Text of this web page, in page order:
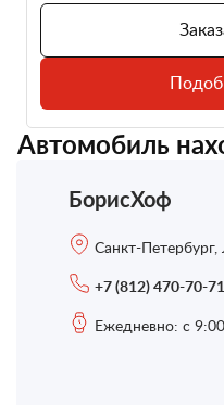
Автомобиль
БорисХоф
Санкт-
+7 (812) 470-70-71
Ежедневно: с